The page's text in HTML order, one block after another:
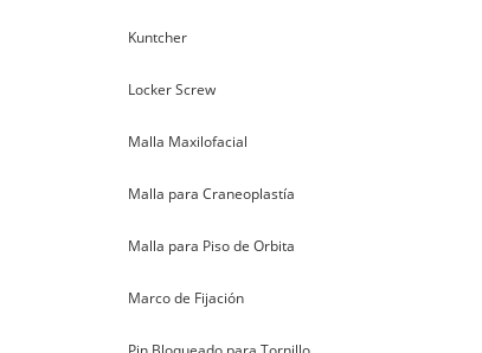
Kuntcher
Locker Screw
Malla Maxilofacial
Malla para Craneoplastía
Malla para Piso de Orbita
Marco de Fijación